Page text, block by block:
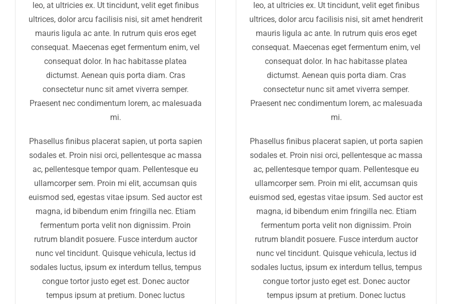
leo, at ultricies ex. Ut tincidunt, velit eget finibus
ultrices, dolor arcu facilisis nisi, sit amet hendrerit
mauris ligula ac ante. In rutrum quis eros eget
consequat. Maecenas eget fermentum enim, vel
consequat dolor. In hac habitasse platea
dictumst. Aenean quis porta diam. Cras
consectetur nunc sit amet viverra semper.
Praesent nec condimentum lorem, ac malesuada
mi.
Phasellus finibus placerat sapien, ut porta sapien
sodales et. Proin nisi orci, pellentesque ac massa
ac, pellentesque tempor quam. Pellentesque eu
ullamcorper sem. Proin mi elit, accumsan quis
euismod sed, egestas vitae ipsum. Sed auctor est
magna, id bibendum enim fringilla nec. Etiam
fermentum porta velit non dignissim. Proin
rutrum blandit posuere. Fusce interdum auctor
nunc vel tincidunt. Quisque vehicula, lectus id
sodales luctus, ipsum ex interdum tellus, tempus
congue tortor justo eget est. Donec auctor
tempus ipsum at pretium. Donec luctus
leo, at ultricies ex. Ut tincidunt, velit eget finibus
ultrices, dolor arcu facilisis nisi, sit amet hendrerit
mauris ligula ac ante. In rutrum quis eros eget
consequat. Maecenas eget fermentum enim, vel
consequat dolor. In hac habitasse platea
dictumst. Aenean quis porta diam. Cras
consectetur nunc sit amet viverra semper.
Praesent nec condimentum lorem, ac malesuada
mi.
Phasellus finibus placerat sapien, ut porta sapien
sodales et. Proin nisi orci, pellentesque ac massa
ac, pellentesque tempor quam. Pellentesque eu
ullamcorper sem. Proin mi elit, accumsan quis
euismod sed, egestas vitae ipsum. Sed auctor est
magna, id bibendum enim fringilla nec. Etiam
fermentum porta velit non dignissim. Proin
rutrum blandit posuere. Fusce interdum auctor
nunc vel tincidunt. Quisque vehicula, lectus id
sodales luctus, ipsum ex interdum tellus, tempus
congue tortor justo eget est. Donec auctor
tempus ipsum at pretium. Donec luctus